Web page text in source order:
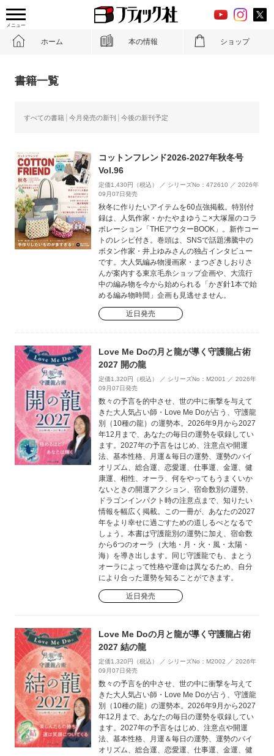
メニュー
ホーム 本の情報 ショップ
書籍一覧
すべての書籍 今月発売の新刊 今後の新刊予定
コットンフレンド2026-2027年秋冬号
Vol.96
定価1,430円（税込） ／ シリーズNo：472610 ／ 2026年
09月07日発売
秋冬に作りたいアイテムを60点強掲載。特別付
録は、人気作家・かたやまゆうこ×大塚屋のコラ
ボレーション「THEアウターBOOK」。新作コー
トのレシピ付き。巻頭は、SNSで話題沸騰中の
ボタン作家・井上ゆみさんの独占インタビュー
です。大人気編み物漫画家・まつざきしおりさ
んが案内する東京毛糸ショップ企画や、大流行
中の編み物を今から始められる「かぎ針1本で始
める編み物時間」企画も見逃せません。
近日発売
Love Me Doの月と龍が導く守護龍占術
2027 開の龍
定価1,320円（税込） ／ シリーズNo：M2001 ／ 2026年
09月07日発売
数々の予言を的中させ、世の中に衝撃を与えて
きた大人気占い師・Love Me Doが占う、守護龍
別（10種の龍）の運勢本。2026年9月から2027
年12月まで、あなたの毎日の運勢を収録してい
ます。2027年の予言をはじめ、注意点や開運
法、基本性格、月運＆毎日の運勢、運勢のバイ
オリズム、総合運、恋愛運、仕事運、金運、健
康運、相性、オーラ、何をやってもうまくいか
ないときの開運アクション、宿命数別の運勢、
ドラゴンインパクト時の注意点まで、知りたい
情報を幅広く掲載。この一冊が、あなたの2027
年をより幸せに過ごすための道しるべとなるで
しょう。本書は守護龍別の運勢に加え、宿命数
から6つのオーラ（大地・月・火・風・太陽・
海）を導き出します。同じ守護龍でも、まとう
オーラによって性格や運命は異なるため、自分
により合った運勢を知ることができます。
近日発売
Love Me Doの月と龍が導く守護龍占術
2027 結の龍
定価1,320円（税込） ／ シリーズNo：M2002 ／ 2026年
09月07日発売
数々の予言を的中させ、世の中に衝撃を与えて
きた大人気占い師・Love Me Doが占う、守護龍
別（10種の龍）の運勢本。2026年9月から2027
年12月まで、あなたの毎日の運勢を収録してい
ます。2027年の予言をはじめ、注意点や開運
法、基本性格、月運＆毎日の運勢、運勢のバイ
オリズム、総合運、恋愛運、仕事運、金運、健